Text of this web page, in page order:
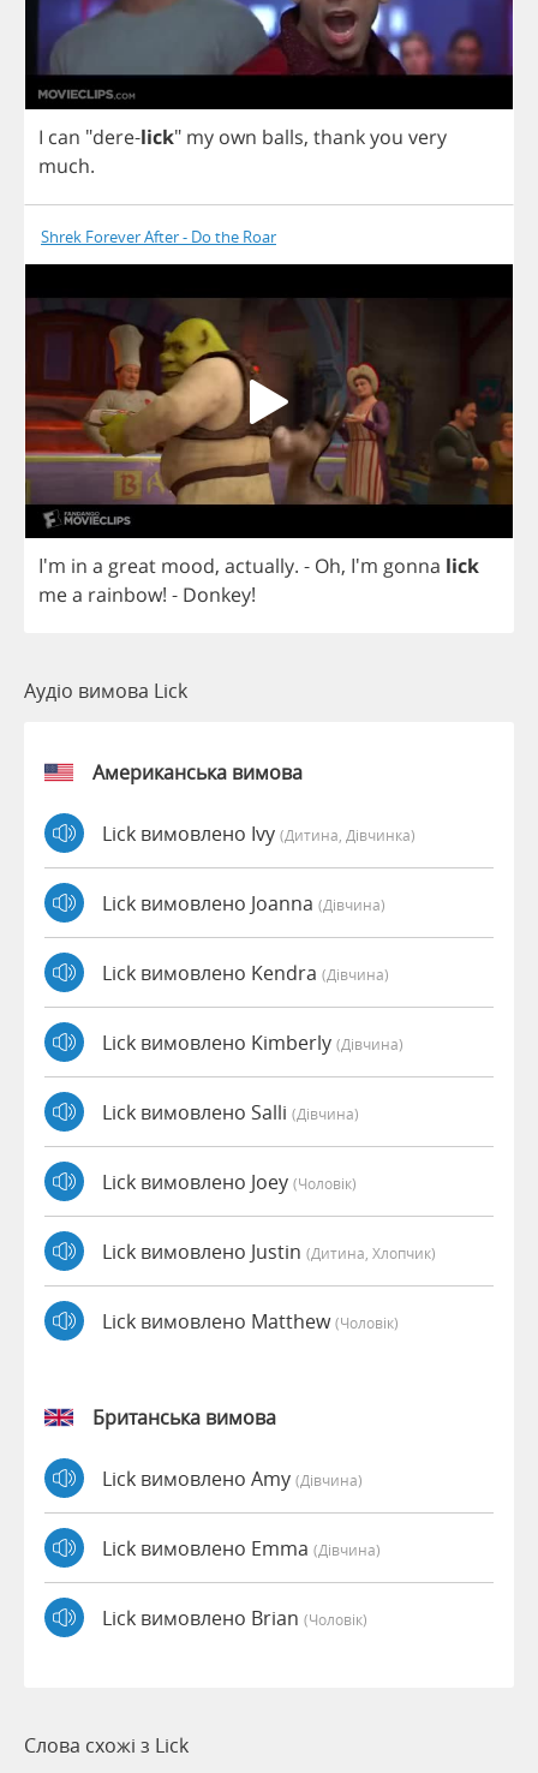
I can "dere-lick" my own balls, thankyou very
much.
Shrek Forever After - Do the Roar
I'm in a great mood, actually. - Oh, I'm gonna lick
mea rainbow! - Donkey!
Аудіо вимова Lick
Американська вимова
Lick вимовлено Ivy (дитина, Дівчинка)
Lick вимовлено Joanna (дівчина)
Lick вимовлено Kendra (дівчина)
Lick вимовлено Kimberly (дівчина)
Lick вимовлено Salli (дівчина)
Lick вимовлено Joey (чоловік)
Lick вимовлено Justin (дитина, Хлопчик)
Lick вимовлено Matthew(чоловік)
Британська вимова
Lick вимовлено Amy (дівчина)
Lick вимовлено Emma (дівчина)
Lick вимовлено Brian (чоловік)
Слова схожі з Lick